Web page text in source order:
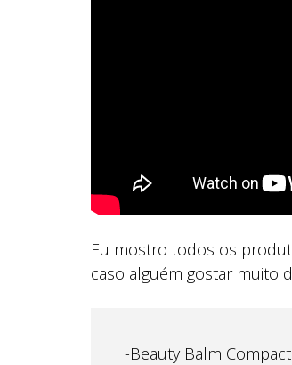
Eu mostro todos os
caso alguém gostar muito
-Beauty Balm